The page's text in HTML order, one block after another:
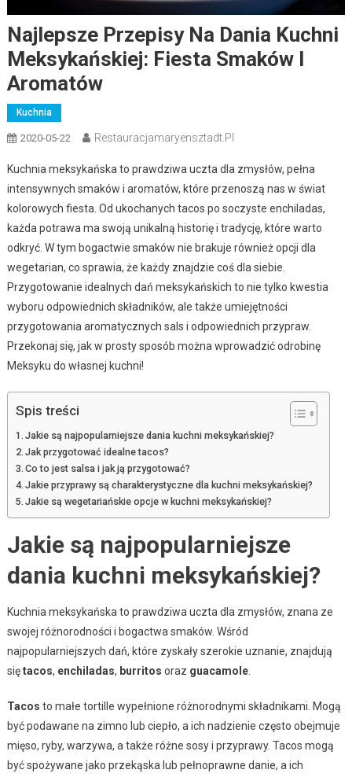
Najlepsze Przepisy Na Dania Kuchni
Meksykańskiej: Fiesta Smaków I
Aromatów
Kuchnia
2020-05-22 Restauracjamaryensztadt.pl
Kuchnia meksykańska to prawdziwa uczta dla zmysłów, pełna
intensywnych smaków i aromatów, które przenoszą nas w świat
kolorowych fiesta. Od ukochanych tacos po soczyste enchiladas,
każda potrawa ma swoją unikalną historię i tradycję, które warto
odkryć. W tym bogactwie smaków nie brakuje również opcji dla
wegetarian, co sprawia, że każdy znajdzie coś dla siebie.
Przygotowanie idealnych dań meksykańskich to nie tylko kwestia
wyboru odpowiednich składników, ale także umiejętności
przygotowania aromatycznych sals i odpowiednich przypraw.
Przekonaj się, jak w prosty sposób można wprowadzić odrobinę
Meksyku do własnej kuchni!
Spis treści
Jakie są najpopularniejsze dania kuchni meksykańskiej?
Jak przygotować idealne tacos?
Co to jest salsa i jak ją przygotować?
Jakie przyprawy są charakterystyczne dla kuchni meksykańskiej?
Jakie są wegetariańskie opcje w kuchni meksykańskiej?
Jakie są najpopularniejsze
dania kuchni meksykańskiej?
Kuchnia meksykańska to prawdziwa uczta dla zmysłów, znana ze
swojej różnorodności i bogactwa smaków. Wśród
najpopularniejszych dań, które zyskały szerokie uznanie, znajdują
siętacos, enchiladas, burritos oraz guacamole.
Tacos to małe tortille wypełnione różnorodnymi składnikami. Mogą
być podawane na zimno lub ciepło, a ich nadzienie często obejmuje
mięso, ryby, warzywa, a także różne sosy i przyprawy. Tacos mogą
być spożywane jako przekąska lub pełnoprawne danie, a ich